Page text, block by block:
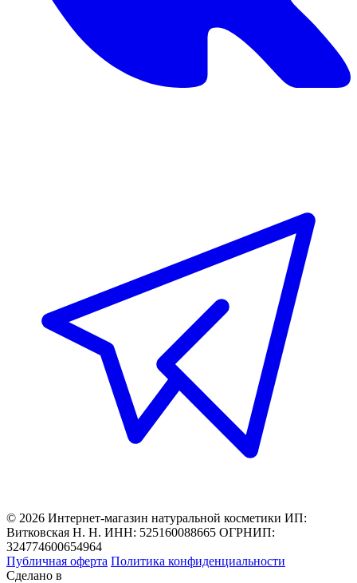
© 2026 Интернет-магазин натуральной косметики ИП:
Витковская Н. Н. ИНН: 525160088665 ОГРНИП:
324774600654964
Публичная оферта Политика конфиденциальности
Сделано в